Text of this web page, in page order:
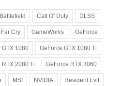
Battlefield Call Of Duty DLSS
Far Cry GameWorks GeForce
GTX 1080 GeForce GTX 1080 Ti
RTX 2080 Ti GeForce RTX 3060
MSI NVIDIA Resident Evil